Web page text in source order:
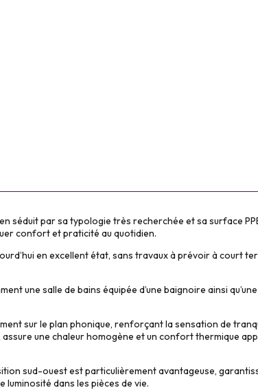
séduit par sa typologie très recherchée et sa surface
confort et praticité au quotidien.
en excellent état, sans travaux à prévoir à court
une salle de bains équipée d’une baignoire ainsi
sur le plan phonique, renforçant la sensation de
une chaleur homogène et un confort thermique
sud-ouest est particulièrement avantageuse,
dans les pièces de vie.